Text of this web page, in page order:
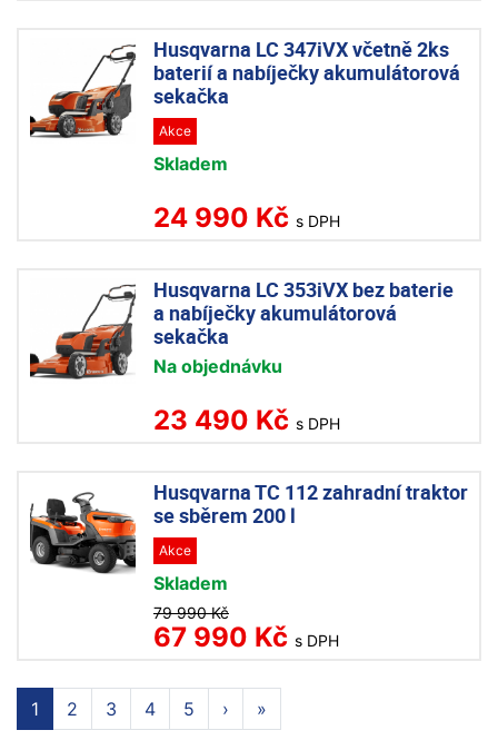
Husqvarna LC 347iVX včetně 2ks
baterií a nabíječky akumulátorová
sekačka
Akce
Skladem
24 990 Kč s DPH
Husqvarna LC 353iVX bez baterie
a nabíječky akumulátorová
sekačka
Na objednávku
23 490 Kč s DPH
Husqvarna TC 112 zahradní traktor
se sběrem 200 l
Akce
Skladem
79 990 Kč
67 990 Kč s DPH
1 2 3 4 5 › »